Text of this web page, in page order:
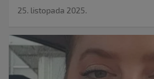
25. listopada 2025.